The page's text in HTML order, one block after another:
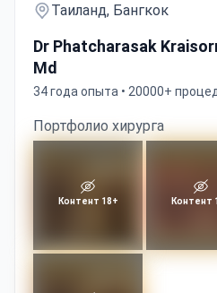
Таиланд, Бангкок
Dr Phatcharasak
Md
34 года опыта • 20000+
Портфолио хирурга
Контент 18+ Контент